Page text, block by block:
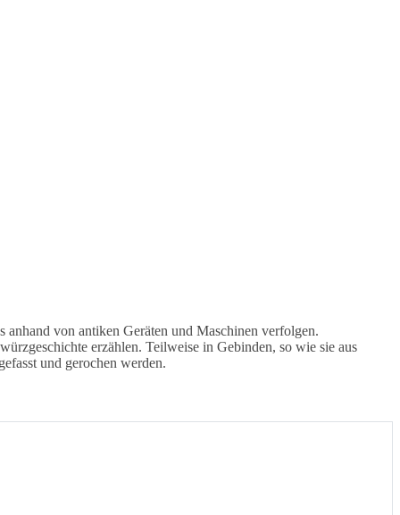
anhand von antiken Geräten und Maschinen verfolgen.
erzählen. Teilweise in Gebinden, so wie sie aus
und gerochen werden.